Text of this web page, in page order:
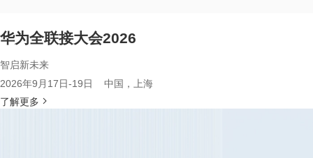
华为全联接大会2026
智启新未来
2026年9月17日-19日 中国，上海
了解更多